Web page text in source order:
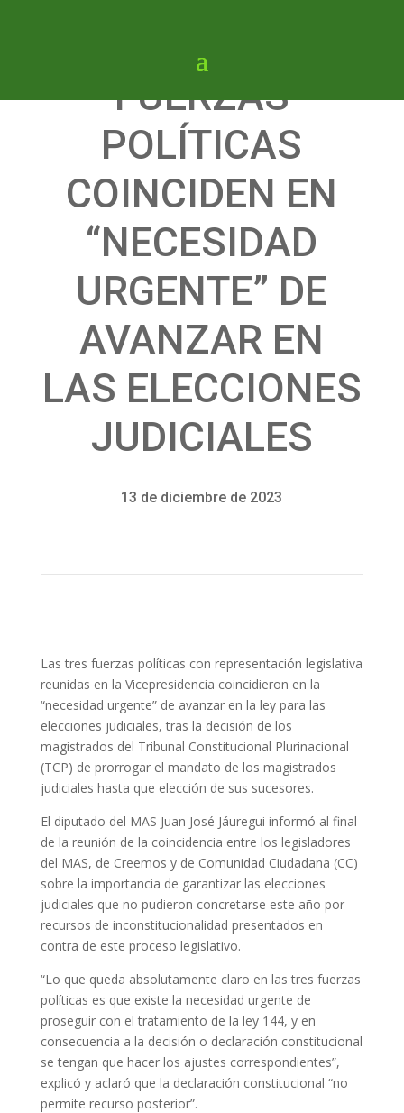
FUERZAS
POLÍTICAS
COINCIDEN EN
“NECESIDAD
URGENTE” DE
AVANZAR EN
LAS ELECCIONES
JUDICIALES
13 de diciembre de 2023
Las tres fuerzas políticas con representación legislativa
reunidas en la Vicepresidencia coincidieron en la
“necesidad urgente” de avanzar en la ley para las
elecciones judiciales, tras la decisión de los
magistrados del Tribunal Constitucional Plurinacional
(TCP) de prorrogar el mandato de los magistrados
judiciales hasta que elección de sus sucesores.
El diputado del MAS Juan José Jáuregui informó al final
de la reunión de la coincidencia entre los legisladores
del MAS, de Creemos y de Comunidad Ciudadana (CC)
sobre la importancia de garantizar las elecciones
judiciales que no pudieron concretarse este año por
recursos de inconstitucionalidad presentados en
contra de este proceso legislativo.
“Lo que queda absolutamente claro en las tres fuerzas
políticas es que existe la necesidad urgente de
proseguir con el tratamiento de la ley 144, y en
consecuencia a la decisión o declaración constitucional
se tengan que hacer los ajustes correspondientes”,
explicó y aclaró que la declaración constitucional “no
permite recurso posterior”.